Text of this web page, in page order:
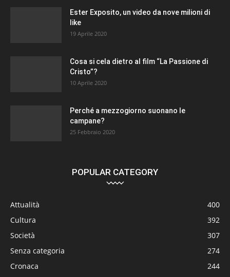
Ester Exposito, un video da nove milioni di
like
19 Aprile 2020
Cosa si cela dietro al film “La Passione di
Cristo”?
10 Aprile 2020
Perché a mezzogiorno suonano le
campane?
25 Febbraio 2020
POPULAR CATEGORY
Attualità
400
Cultura
392
Società
307
Senza categoria
274
Cronaca
244